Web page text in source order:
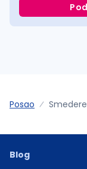
Posao
Blog